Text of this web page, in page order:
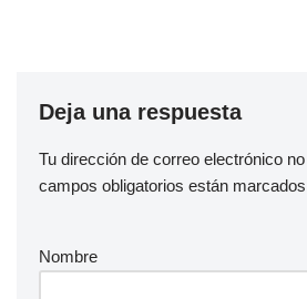
Deja una respuesta
Tu dirección de correo electrónico
campos obligatorios están
Nombre